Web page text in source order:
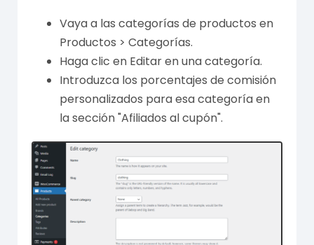
Vaya a las categorías de productos en
Productos > Categorías.
Haga clic en Editar en una categoría.
Introduzca los porcentajes de comisión
personalizados para esa categoría en
la sección "Afiliados al cupón".